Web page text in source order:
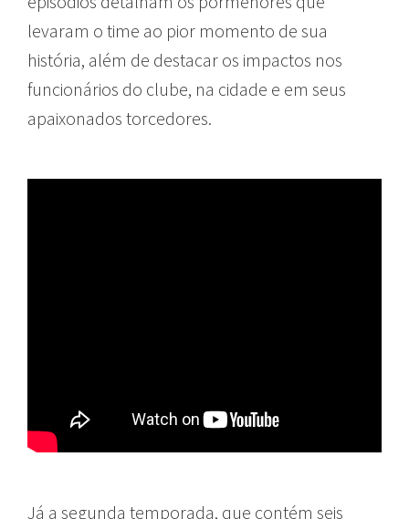
levaram o time ao pior momento de sua
história, além de destacar os impactos nos
funcionários do clube, na cidade e em seus
apaixonados torcedores.
Já a segunda temporada, que contém seis